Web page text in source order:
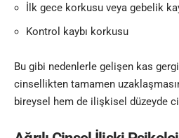
İlk gece korkusu veya gebelik
Kontrol kaybı korkusu
Bu gibi nedenlerle gelişen kas
cinsellikten tamamen
bireysel hem de ilişkisel düzeyde